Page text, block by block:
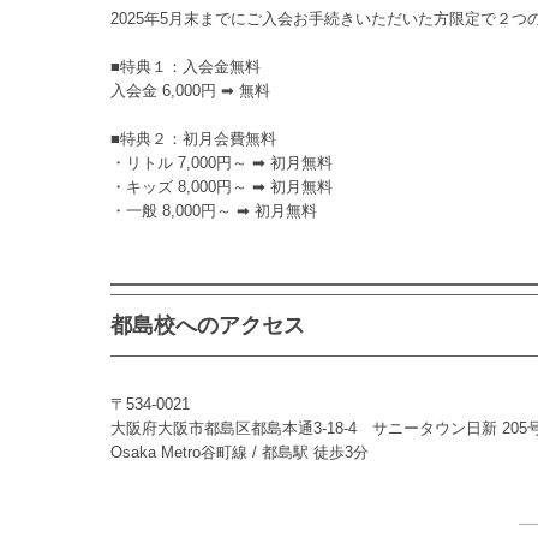
2025年5月末までにご入会お手続きいただいた方限定で２つ
■特典１：入会金無料
入会金 6,000円 ➡ 無料
■特典２：初月会費無料
・リトル 7,000円～ ➡ 初月無料
・キッズ 8,000円～ ➡ 初月無料
・一般 8,000円～ ➡ 初月無料
都島校へのアクセス
〒534-0021
大阪府大阪市都島区都島本通3-18-4 サニータウン日新 205
Osaka Metro谷町線 / 都島駅 徒歩3分